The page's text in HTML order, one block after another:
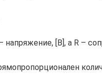
напряжение, [В], а R –